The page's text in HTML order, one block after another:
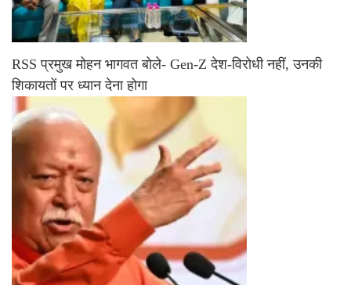
RSS प्रमुख मोहन भागवत बोले- Gen-Z देश-विरोधी नहीं, उनकी
शिकायतों पर ध्यान देना होगा